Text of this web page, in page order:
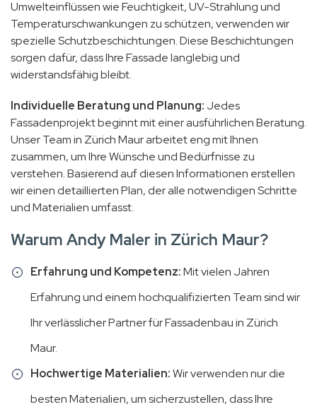
Umwelteinflüssen wie Feuchtigkeit, UV-Strahlung und
Temperaturschwankungen zu schützen, verwenden wir
spezielle Schutzbeschichtungen. Diese Beschichtungen
sorgen dafür, dass Ihre Fassade langlebig und
widerstandsfähig bleibt.
Individuelle Beratung und Planung: Jedes
Fassadenprojekt beginnt mit einer ausführlichen Beratung.
Unser Team in Zürich Maur arbeitet eng mit Ihnen
zusammen, um Ihre Wünsche und Bedürfnisse zu
verstehen. Basierend auf diesen Informationen erstellen
wir einen detaillierten Plan, der alle notwendigen Schritte
und Materialien umfasst.
Warum Andy Maler in Zürich Maur?
Erfahrung und Kompetenz:Mit vielen Jahren
Erfahrung und einem hochqualifizierten Team sind wir
Ihr verlässlicher Partner für Fassadenbau in Zürich
Maur.
Hochwertige Materialien:Wir verwenden nur die
besten Materialien, um sicherzustellen, dass Ihre